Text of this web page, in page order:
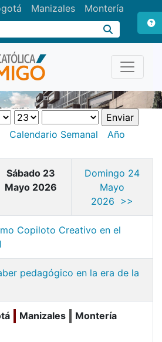
Manizales Montería
Calendario Semanal
Año
Sábado 23
Mayo 2026
Domingo 24
Mayo
2026 >>
Copiloto Creativo en el
pedagógico en la era de la
Manizales
Montería